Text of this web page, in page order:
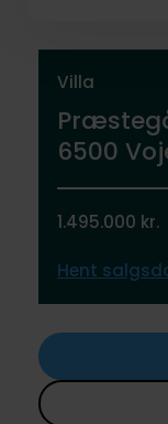
Villa
6500
1.495.000 kr.
Hent